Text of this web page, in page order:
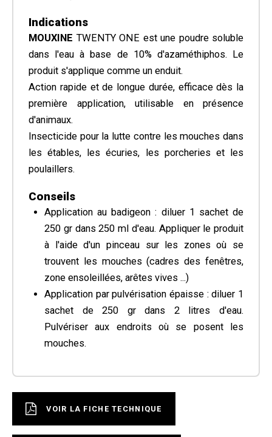
Indications
MOUXINETWENTY ONE est une poudre soluble
dans l'eau à base de 10% d'azaméthiphos. Le
produit s'applique comme un enduit.
Action rapide et de longue durée, efficace dès la
première application, utilisable en présence
d'animaux.
Insecticide pour la lutte contre les mouches dans
les étables, les écuries, les porcheries et les
poulaillers.
Conseils
Application au badigeon : diluer 1 sachet de
250 gr dans 250 ml d'eau. Appliquer le produit
à l'aide d'un pinceau sur les zones où se
trouvent les mouches (cadres des fenêtres,
zone ensoleillées, arêtes vives ...)
Application par pulvérisation épaisse : diluer 1
sachet de 250 gr dans 2 litres d'eau.
Pulvériser aux endroits où se posent les
mouches.
VOIR LA FICHE TECHNIQUE